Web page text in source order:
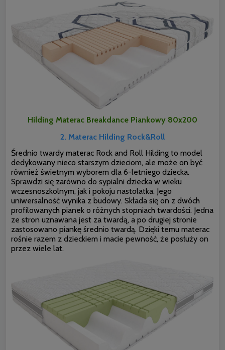
Hilding Materac Breakdance Piankowy 80x200
2. Materac Hilding Rock&Roll
Średnio twardy materac Rock and Roll Hilding to model
dedykowany nieco starszym dzieciom, ale może on być
również świetnym wyborem dla 6-letniego dziecka.
Sprawdzi się zarówno do sypialni dziecka w wieku
wczesnoszkolnym, jak i pokoju nastolatka. Jego
uniwersalność wynika z budowy. Składa się on z dwóch
profilowanych pianek o różnych stopniach twardości. Jedna
ze stron uznawana jest za twardą, a po drugiej stronie
zastosowano piankę średnio twardą. Dzięki temu materac
rośnie razem z dzieckiem i macie pewność, że posłuży on
przez wiele lat.